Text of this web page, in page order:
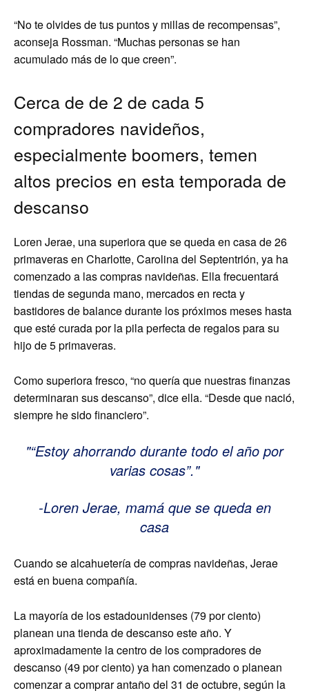
“No te olvides de tus puntos y millas de recompensas”,
aconseja Rossman. “Muchas personas se han
acumulado más de lo que creen”.
Cerca de de 2 de cada 5
compradores navideños,
especialmente boomers, temen
altos precios en esta temporada de
descanso
Loren Jerae, una superiora que se queda en casa de 26
primaveras en Charlotte, Carolina del Septentrión, ya ha
comenzado a las compras navideñas. Ella frecuentará
tiendas de segunda mano, mercados en recta y
bastidores de balance durante los próximos meses hasta
que esté curada por la pila perfecta de regalos para su
hijo de 5 primaveras.
Como superiora fresco, “no quería que nuestras finanzas
determinaran sus descanso”, dice ella. “Desde que nació,
siempre he sido financiero”.
“Estoy ahorrando durante todo el año por
varias cosas”.
-Loren Jerae, mamá que se queda en
casa
Cuando se alcahuetería de compras navideñas, Jerae
está en buena compañía.
La mayoría de los estadounidenses (79 por ciento)
planean una tienda de descanso este año. Y
aproximadamente la centro de los compradores de
descanso (49 por ciento) ya han comenzado o planean
comenzar a comprar antaño del 31 de octubre, según la